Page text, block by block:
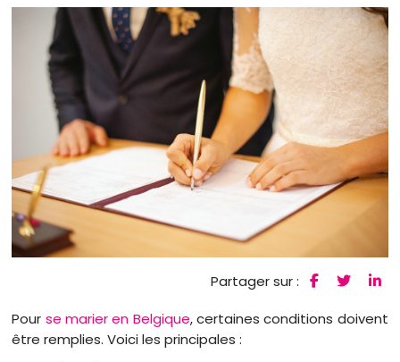
Partager sur :
Pour se marier en Belgique, certaines conditions doivent
être remplies. Voici les principales :